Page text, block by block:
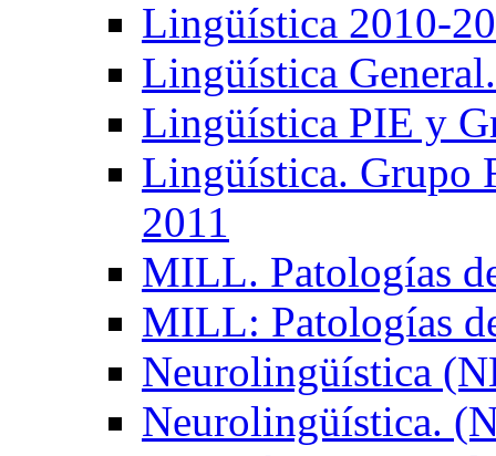
Lingüística 2010-
Lingüística
Lingüística PIE y
Lingüística. Grupo
2011
MILL. Patologías
MILL: Patologías
Neurolingüística
Neurolingüística.